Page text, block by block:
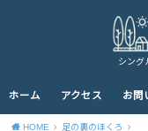
シン
ホーム アクセス お問
HOME 足の裏のほくろ